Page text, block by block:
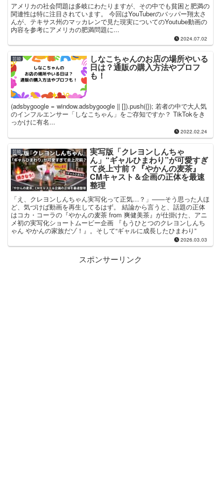
アメリカの社会問題は多岐にわたりますが、その中でも貧困と肥満の
関連性は特に注目されています。 今回はYouTuberのバッパー翔太さ
んが、テキサス州のマッカレンで見た現実についてのYoutube動画の
内容を参考にアメリカの肥満問題に...
2024.07.02
芸能 しなこちゃんのお店の場所やいる
日は？通販の購入方法やプロフ
も！
(adsbygoogle = window.adsbygoogle || []).push({}); 若者の中で大人気
のインフルエンサー「しなこちゃん」をご存知ですか？ TikTokをき
っかけに有名...
2022.02.24
芸能 実写版「クレヨンしんちゃ
ん」“ギャルひまわり”が可愛すぎ
て炎上寸前？『やかんの麦茶』
CMキャスト＆企画の正体を最速
整理
「え、クレヨンしんちゃん実写化って正気…？」——そう思った人ほ
ど、気づけば動画を再生してるはず。 結論から言うと、話題の正体
はコカ・コーラの『やかんの麦茶 from 爽健美茶』が仕掛けた、アニ
メ初の実写化ショートムービー企画 『もうひとつのクレヨンしんち
ゃん やかんの家族だゾ！』。そして“ギャルに成長したひまわり”
2026.03.03
スポンサーリンク